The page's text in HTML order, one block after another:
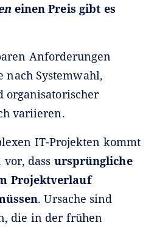
einen Preis gibt es
Anforderungen
nach Systemwahl,
organisatorischer
variieren.
IT-Projekten kommt
dass ursprüngliche
Projektverlauf
. Ursache sind
die in der frühen